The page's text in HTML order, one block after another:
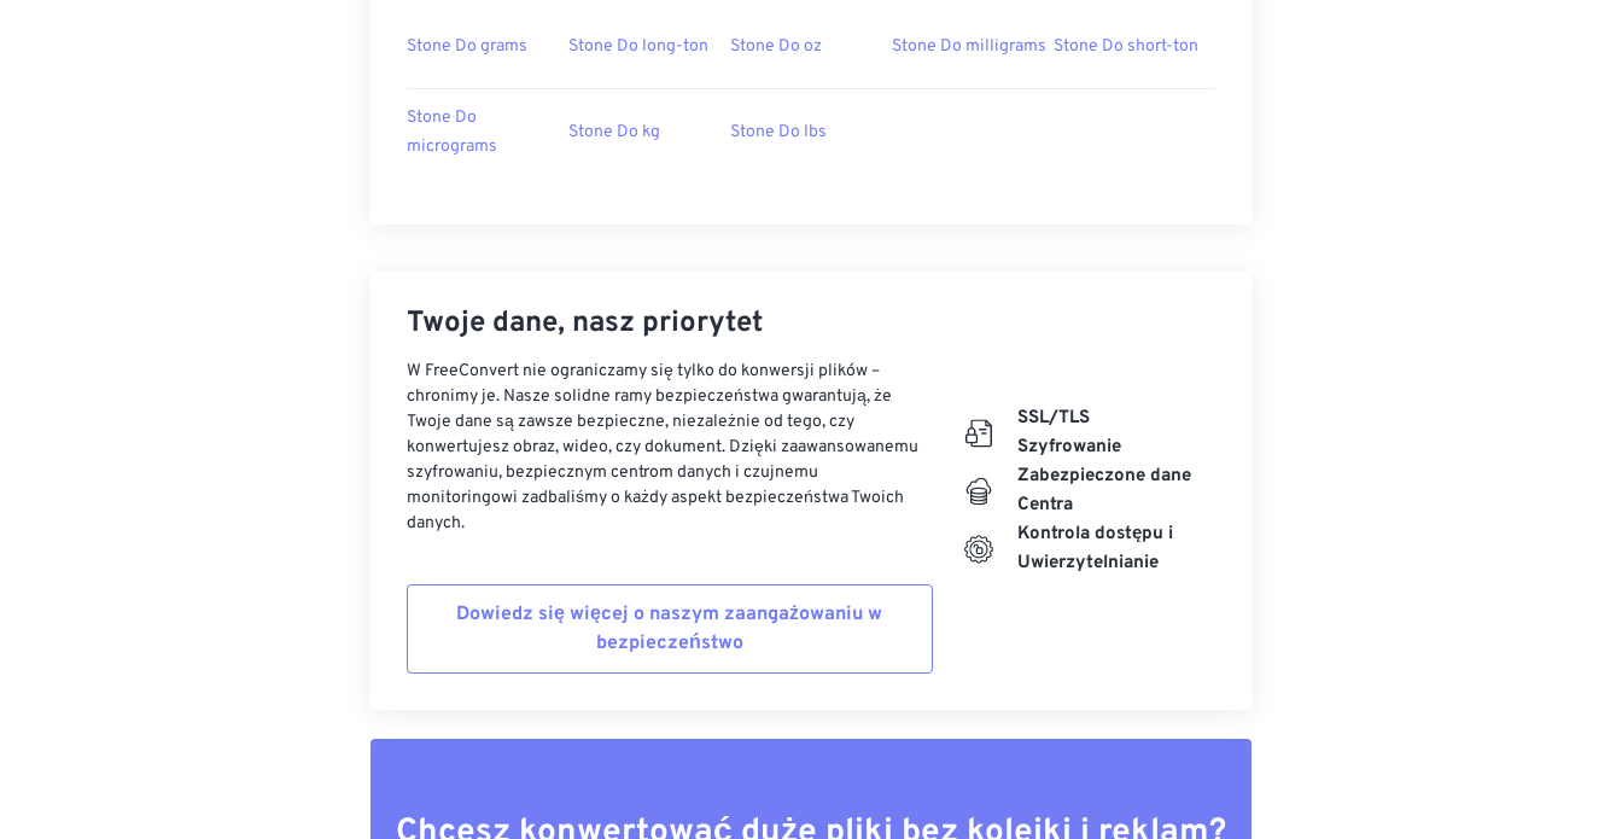
Stone Do grams Stone Do long-ton Stone Do oz Stone Do milligrams Stone Do short-ton
Stone Do
micrograms
Stone Do kg Stone Do lbs
Twoje dane, nasz priorytet
W FreeConvert nie ograniczamy się tylko do konwersji plików –
chronimy je. Nasze solidne ramy bezpieczeństwa gwarantują, że
Twoje dane są zawsze bezpieczne, niezależnie od tego, czy
konwertujesz obraz, wideo, czy dokument. Dzięki zaawansowanemu
szyfrowaniu, bezpiecznym centrom danych i czujnemu
monitoringowi zadbaliśmy o każdy aspekt bezpieczeństwa Twoich
danych.
Dowiedz się więcej o naszym zaangażowaniu w
bezpieczeństwo
SSL/TLS
Szyfrowanie
Zabezpieczone dane
Centra
Kontrola dostępu i
Uwierzytelnianie